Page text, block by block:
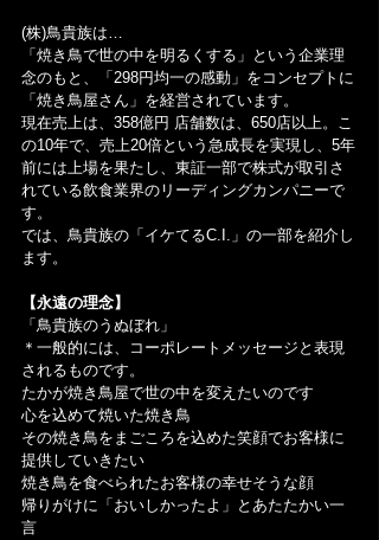
(株)鳥貴族は…
「焼き鳥で世の中を明るくする」という企業理
念のもと、「298円均一の感動」をコンセプトに
「焼き鳥屋さん」を経営されています。
現在売上は、358億円 店舗数は、650店以上。こ
の10年で、売上20倍という急成長を実現し、5年
前には上場を果たし、東証一部で株式が取引さ
れている飲食業界のリーディングカンパニーで
す。
では、鳥貴族の「イケてるC.I.」の一部を紹介し
ます。
【永遠の理念】
「鳥貴族のうぬぼれ」
＊一般的には、コーポレートメッセージと表現
されるものです。
たかが焼き鳥屋で世の中を変えたいのです
心を込めて焼いた焼き鳥
その焼き鳥をまごころを込めた笑顔でお客様に
提供していきたい
焼き鳥を食べられたお客様の幸せそうな顔
帰りがけに「おいしかったよ」とあたたかい一
言